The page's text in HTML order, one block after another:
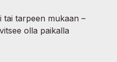
tai tarpeen mukaan –
olla paikalla